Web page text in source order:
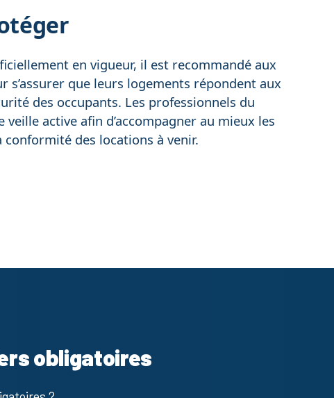
en vigueur, il est recommandé aux
que leurs logements répondent aux
des occupants. Les professionnels du
active afin d’accompagner au mieux les
des locations à venir.
obligatoires